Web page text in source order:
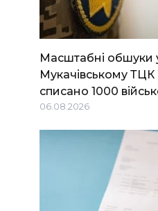
Масштабні обшуки
Мукачівському
списано 1000
06.08.2026